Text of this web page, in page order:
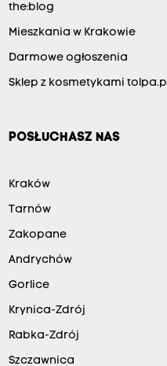
the:blog
Mieszkania w Krakowie
Darmowe ogłoszenia
Sklep z kosmetykami tolpa.pl
POSŁUCHASZ NAS
Kraków
Tarnów
Zakopane
Andrychów
Gorlice
Krynica-Zdrój
Rabka-Zdrój
Szczawnica